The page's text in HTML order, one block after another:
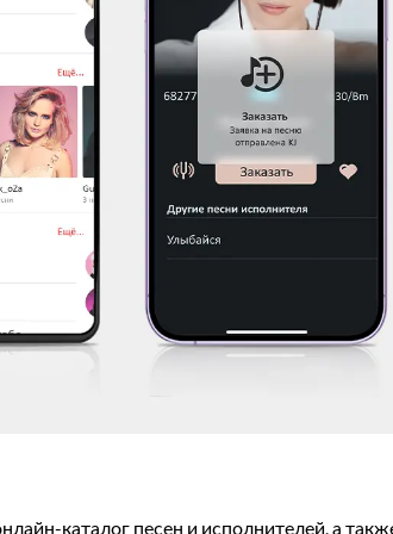
каталог песен и исполнителей, а